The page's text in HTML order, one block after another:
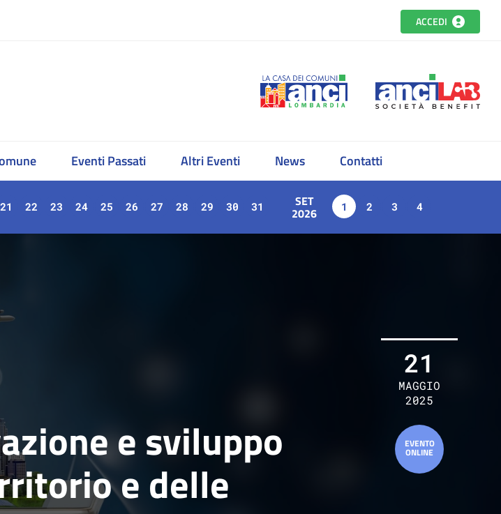
ACCEDI
Eventi Passati Altri Eventi News Contatti
21 22 23 24 25 26 27 28 29 30 31 SET
2026 1 2 3 4
e sviluppo
e delle
21
MAGGIO
2025